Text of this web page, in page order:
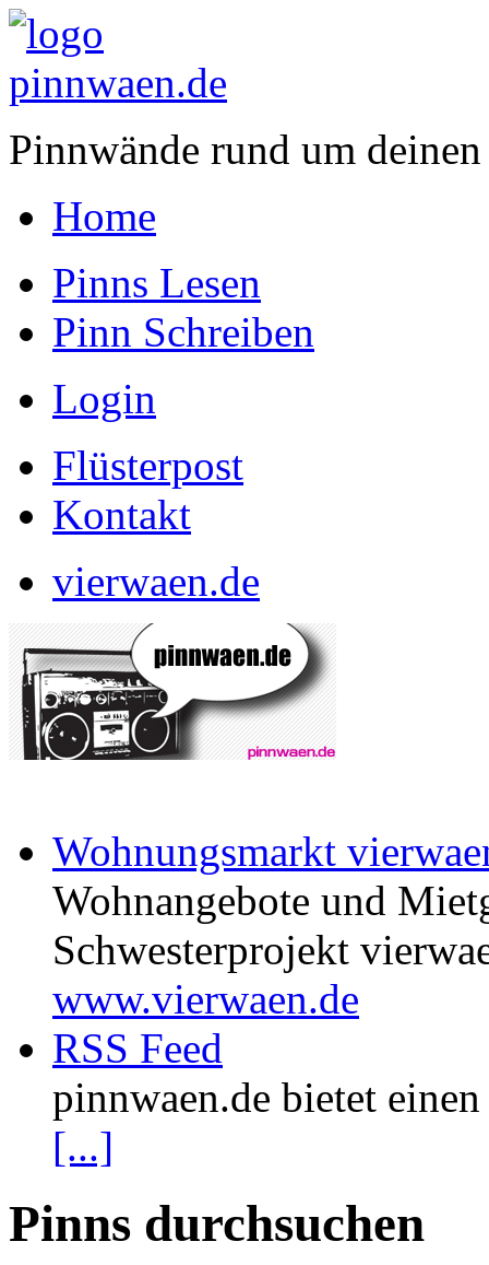
Pinnwände rund um
Home
Pinns Lesen
Pinn Schreiben
Login
Flüsterpost
Kontakt
vierwaen.de
Wohnungsmarkt
Wohnangebote und
Schwesterprojekt
www.vierwaen.de
RSS Feed
pinnwaen.de bietet
[...]
Pinns durchsuchen